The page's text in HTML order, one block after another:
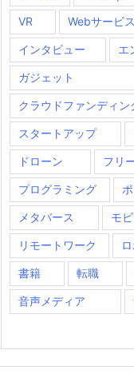
VR
Webサービス
インタビュー エ
ガジェット
クラウドファンディン
スタートアップ
ドローン フリ
プログラミング
メタバース モ
リモートワーク
書籍 転職
音声メディア